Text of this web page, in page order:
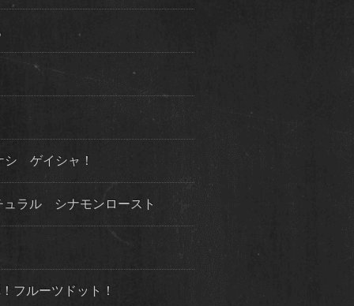
シ ゲイシャ！
ラル シナモンロースト
フルーツドット！